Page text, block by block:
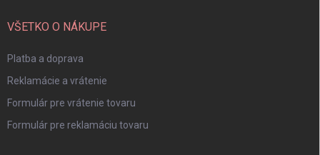
VŠETKO O NÁKUPE
Platba a doprava
Reklamácie a vrátenie
Formulár pre vrátenie tovaru
Formulár pre reklamáciu tovaru